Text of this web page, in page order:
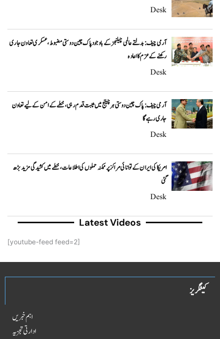
Desk
آرمی چیف: بدلتے عالمی چیلنجز کے باوجود پاک چین دوستی مضبوط، عسکری تعاون جاری
رکھنے کے عزم کا اعادہ
Desk
آرمی چیف: پاک چین دوستی ہر چیلنج میں ثابت قدم رہی، خطے کے امن کے لیے تعاون
جاری رہے گا
Desk
امریکا کی ایران کے توانائی مراکز پر ممکنہ حملوں کی اطلاعات، خطے میں کشیدگی مزید بڑھ
گئی
Desk
Latest Videos
[youtube-feed feed=2]
کیٹگریز
اہم خبریں
ادارتی تجزیہ